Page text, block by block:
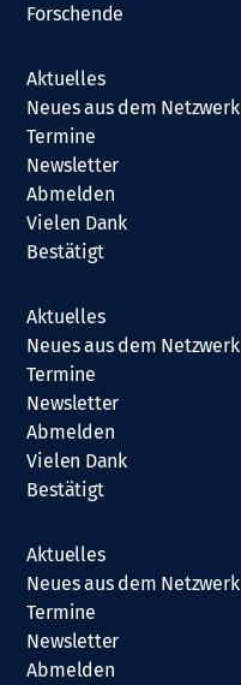
Forschende
Aktuelles
Neues aus dem Netzwerk
Termine
Newsletter
Abmelden
Vielen Dank
Bestätigt
Aktuelles
Neues aus dem Netzwerk
Termine
Newsletter
Abmelden
Vielen Dank
Bestätigt
Aktuelles
Neues aus dem Netzwerk
Termine
Newsletter
Abmelden